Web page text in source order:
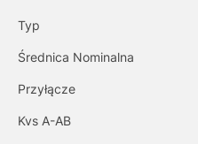
Typ
Średnica Nominalna
Przyłącze
Kvs A-AB